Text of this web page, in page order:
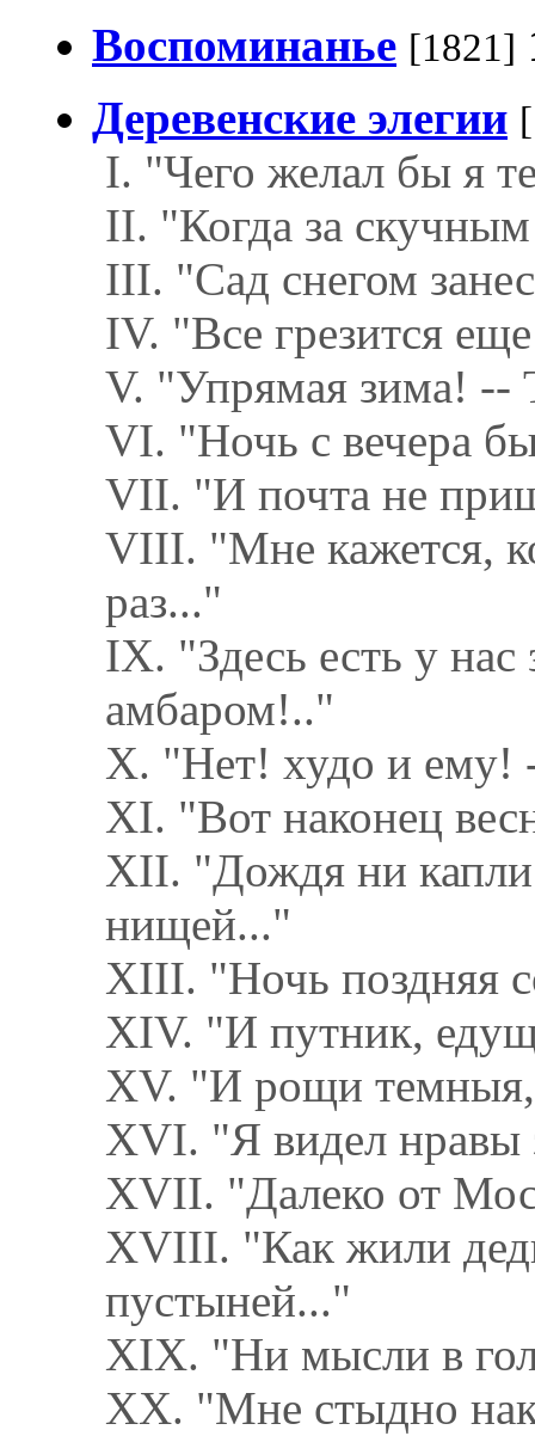
Воспоминанье [1821]
Деревенские элегии
I. "Чего желал бы я
II. "Когда за
III. "Сад снегом
IV. "Все грезится
V. "Упрямая зима! --
VI. "Ночь с вечера
VII. "И почта не
VIII. "Мне кажется,
раз..."
IX. "Здесь есть у
амбаром!.."
X. "Нет! худо и ему!
XI. "Вот наконец
XII. "Дождя ни капли
нищей..."
XIII. "Ночь поздняя
XIV. "И путник,
XV. "И рощи
XVI. "Я видел нравы
XVII. "Далеко от
XVIII. "Как жили
пустыней..."
XIX. "Ни мысли в
XX. "Мне стыдно